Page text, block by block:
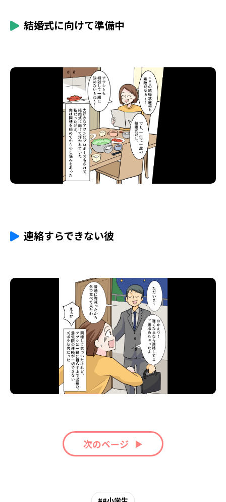
結婚式に向けて準備中
連絡すらできない彼
次のページ